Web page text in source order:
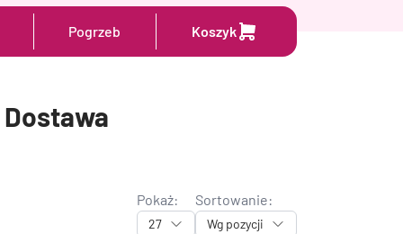
Pogrzeb Koszyk
Pokaż:
27
Sortowanie:
Wg pozycji